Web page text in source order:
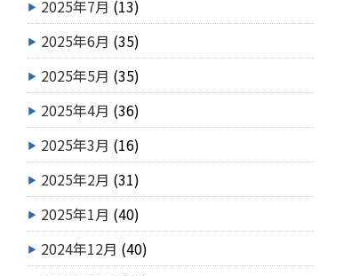
2025年7月 (13)
2025年6月 (35)
2025年5月 (35)
2025年4月 (36)
2025年3月 (16)
2025年2月 (31)
2025年1月 (40)
2024年12月 (40)